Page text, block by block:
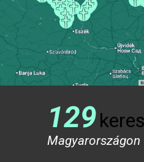
129
Magyarországon